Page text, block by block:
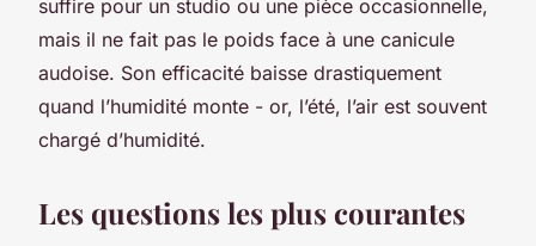
suffire pour un studio ou une pièce occasionnelle,
mais il ne fait pas le poids face à une canicule
audoise. Son efficacité baisse drastiquement
quand l’humidité monte - or, l’été, l’air est souvent
chargé d’humidité.
Les questions les plus courantes